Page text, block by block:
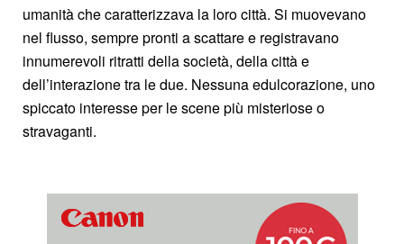
umanità che caratterizzava la loro città. Si muovevano
nel flusso, sempre pronti a scattare e registravano
innumerevoli ritratti della società, della città e
dell’interazione tra le due. Nessuna edulcorazione, uno
spiccato interesse per le scene più misteriose o
stravaganti.